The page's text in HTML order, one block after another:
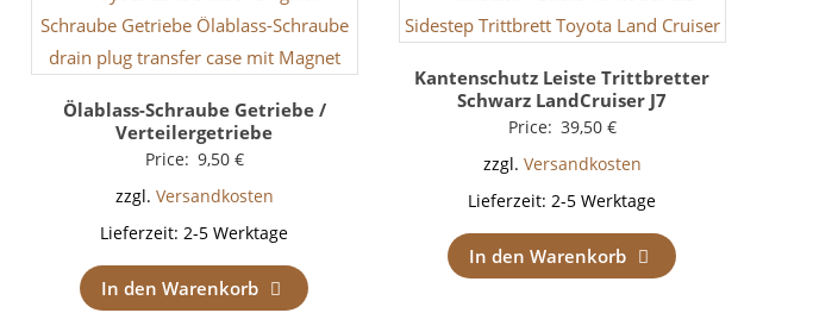
Ölablass-Schraube Getriebe /
Verteilergetriebe
Price: 9,50 €
zzgl. Versandkosten
Lieferzeit:2-5 Werktage
In den Warenkorb
Kantenschutz Leiste Trittbretter
Schwarz LandCruiser J7
Price: 39,50 €
zzgl. Versandkosten
Lieferzeit:2-5 Werktage
In den Warenkorb